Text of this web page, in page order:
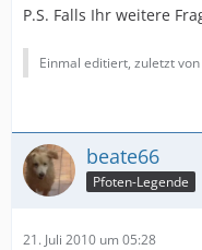
P.S. Falls Ihr weitere
Einmal editiert, zuletzt von
beate66
Pfoten-Legende
21. Juli 2010 um 05:28